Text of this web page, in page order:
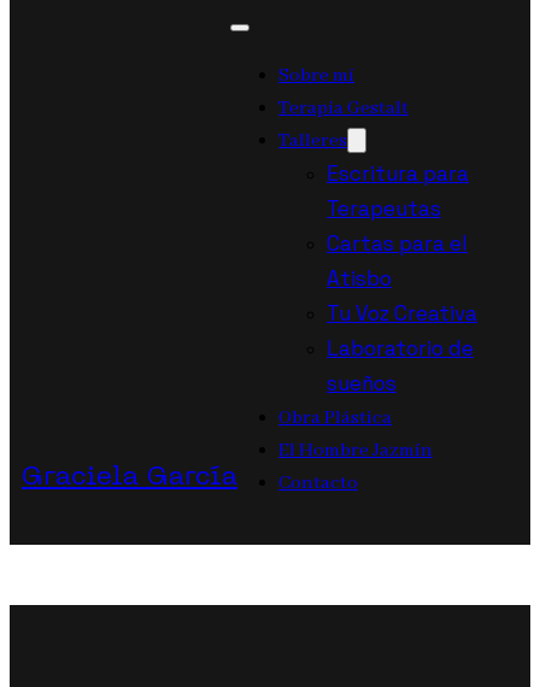
Graciela García
Sobre mí
Terapia Gestalt
Talleres
Escritura para
Terapeutas
Cartas para el
Atisbo
Tu Voz Creativa
Laboratorio de
sueños
Obra Plástica
El Hombre Jazmín
Contacto